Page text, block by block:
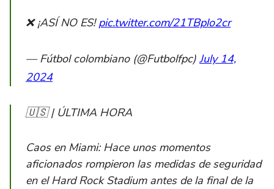
❌ ¡ASÍ NO ES!pic.twitter.com/21TBplo2cr
— Fútbol colombiano (@Futbolfpc) July 14,
2024
🇺🇸 | ÚLTIMA HORA
Caos en Miami: Hace unos momentos
aficionados rompieron las medidas de seguridad
en el Hard Rock Stadium antes de la final de la